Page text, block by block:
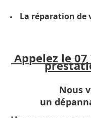
La réparation de
Appelez le
Nous
un